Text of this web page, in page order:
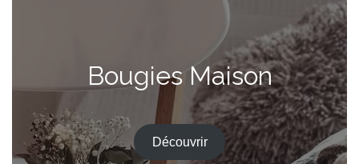
Bougies Maison
Découvrir